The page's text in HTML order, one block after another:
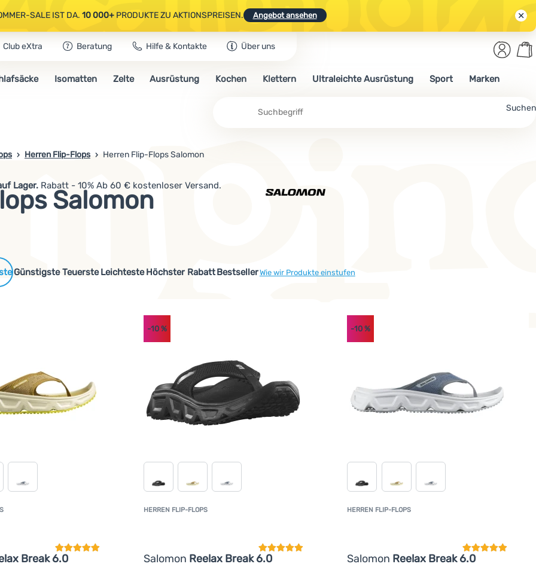
SALE IST DA. 10 000+PRODUKTE ZU AKTIONSPREISEN. Angebot ansehen
CAMPING- & WANDERAUSRÜSTUNG.CODE OUT10 NUTZEN.
SALE IST DA.10 000+PRODUKTE ZU AKTIONSPREISEN. Angebot ansehen
Club eXtra Beratung Hilfe & Kontakte Über uns
Suchen
Anmelden
Isomatten Zelte Ausrüstung Kochen Klettern Ultraleichte Ausrüstung Sport Marken
Herren Flip-Flops Herren Flip-Flops Salomon
Salomon
Lager. Rabatt - 10% Ab 60 € kostenloser Versand.
Günstigste Teuerste Leichteste Höchster RabattBestsellerWie wir Produkte einstufen
Produkte
Break 6.0
HERREN FLIP-FLOPS
Salomon Reelax Break 6.0
-10%
HERREN FLIP-FLOPS
Salomon Reelax Break 6.0
-10 %